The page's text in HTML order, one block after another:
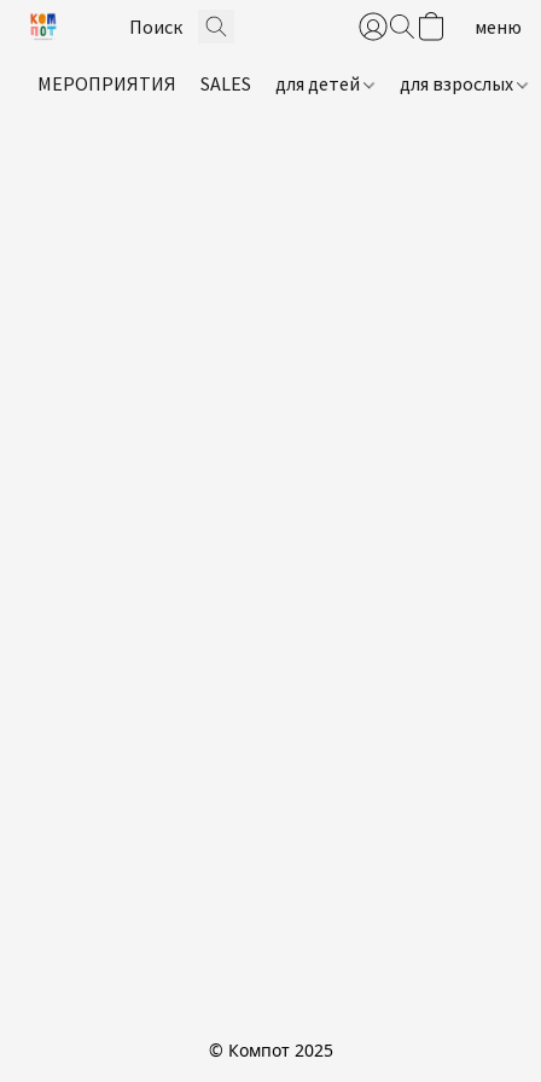
МЕРОПРИЯТИЯ SALES для детей для взрослых
© Компот 2025